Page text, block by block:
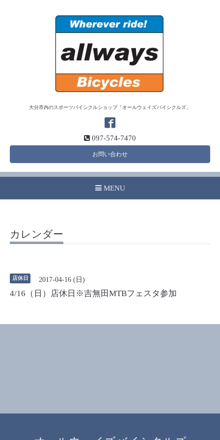
大分市内のスポーツバイシクルショップ「オールウェイズバイシクルズ」
097-574-7470
お問い合わせ
MENU
カレンダー
店休日 2017-04-16 (日)
4/16（日）店休日※吉無田MTBフェスタ参加